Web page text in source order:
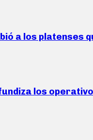
a los platenses
los